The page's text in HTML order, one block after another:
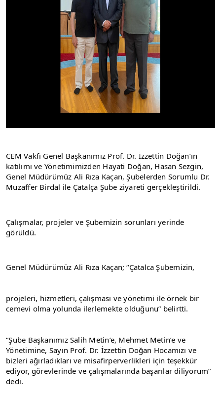
CEM Vakfı Genel Başkanımız Prof. Dr. İzzettin Doğan’ın
katılımı ve Yönetimimizden Hayati Doğan, Hasan Sezgin,
Genel Müdürümüz Ali Rıza Kaçan, Şubelerden Sorumlu Dr.
Muzaffer Birdal ile Çatalça Şube ziyareti gerçekleştirildi.
Çalışmalar, projeler ve Şubemizin sorunları yerinde
görüldü.
Genel Müdürümüz Ali Rıza Kaçan; “Çatalca Şubemizin,
projeleri, hizmetleri, çalışması ve yönetimi ile örnek bir
cemevi olma yolunda ilerlemekte olduğunu” belirtti.
“Şube Başkanımız Salih Metin’e, Mehmet Metin’e ve
Yönetimine, Sayın Prof. Dr. İzzettin Doğan Hocamızı ve
bizleri ağırladıkları ve misafirperverlikleri için teşekkür
ediyor, görevlerinde ve çalışmalarında başarılar diliyorum”
dedi.